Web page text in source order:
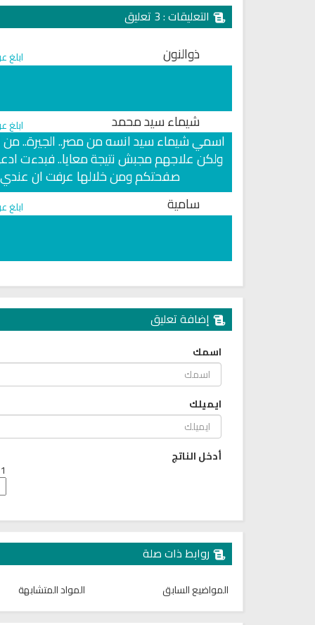
التعليقات : 3 تعليق
ذوالنون
شيماء سيد محمد
ولكن علاجهم مجبش نتيجة معايا.. فبدءت
صفحتكم ومن خلالها عرفت ان
سامية
إضافة تعليق
اسمك
ايميلك
أدخل الناتج
1 + 7 =
روابط ذات صلة
المواضيع السابق المواد المتشابهة